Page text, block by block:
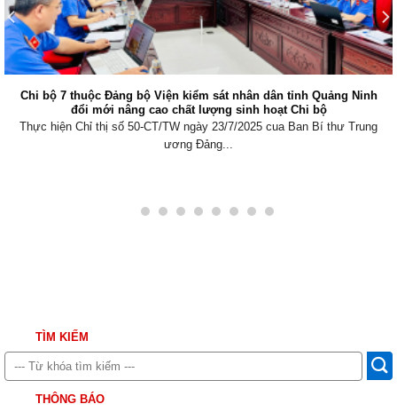
Chi bộ 7 thuộc Đảng bộ Viện kiểm sát nhân dân tỉnh Quảng Ninh
đổi mới nâng cao chất lượng sinh hoạt Chi bộ
Thực hiện Chỉ thị số 50-CT/TW ngày 23/7/2025 cua Ban Bí thư Trung
ương Đảng...
TÌM KIẾM
THÔNG BÁO